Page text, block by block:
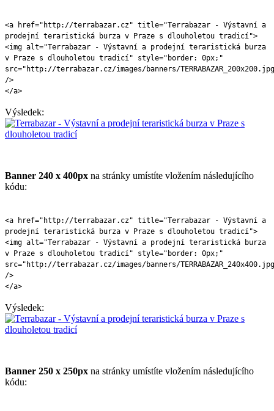
<a href="http://terrabazar.cz" title="Terrabazar - Výstavní a
prodejní teraristická burza v Praze s dlouholetou tradicí">
<img alt="Terrabazar - Výstavní a prodejní teraristická burza
v Praze s dlouholetou tradicí" style="border: 0px;"
src="http://terrabazar.cz/images/banners/
/>
</a>
Výsledek:
Banner 240 x 400px na stránky umístíte vložením následujícího
kódu:
<a href="http://terrabazar.cz" title="Terrabazar - Výstavní a
prodejní teraristická burza v Praze s dlouholetou tradicí">
<img alt="Terrabazar - Výstavní a prodejní teraristická burza
v Praze s dlouholetou tradicí" style="border: 0px;"
src="http://terrabazar.cz/images/banners/
/>
</a>
Výsledek:
Banner 250 x 250px na stránky umístíte vložením následujícího
kódu: